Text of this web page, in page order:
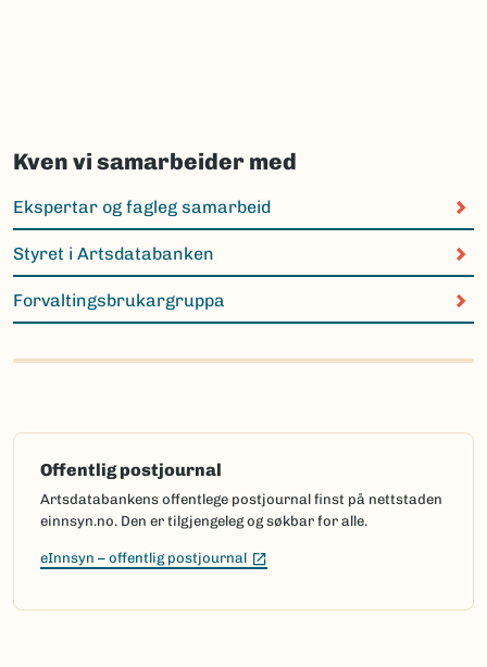
Kven vi samarbeider med
Ekspertar og fagleg samarbeid
Styret i Artsdatabanken
Forvaltingsbrukargruppa
Offentlig postjournal
Artsdatabankens offentlege postjournal finst på nettstaden
einnsyn.no. Den er tilgjengeleg og søkbar for alle.
eInnsyn – offentlig postjournal (Ekstern lenke)